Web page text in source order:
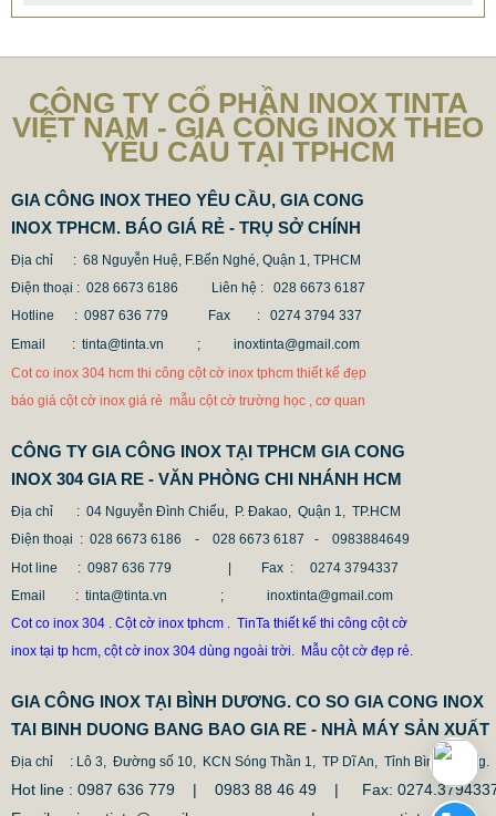
CỘT INOX 304 NÂNG HẠ
CÔNG TY CỔ PHẦN INOX TINTA
VIỆT NAM - GIA CÔNG INOX THEO
YÊU CẦU TẠI TPHCM
GIA CÔNG INOX THEO YÊU CẦU, GIA CONG
INOX TPHCM. BÁO GIÁ RẺ - TRỤ SỞ CHÍNH
Địa chỉ : 68 Nguyễn Huệ, F.Bến Nghé, Quận 1, TPHCM
Điện thoại : 028 6673 6186
Liên hệ : 028 6673 6187
Hotline : 0987 636 779 Fax
: 0274 3794 337
Email : tinta@tinta.vn ;
inoxtinta@gmail.com
Cot co inox 304 hcm thi công cột cờ inox tphcm thiết kế đẹp
báo giá cột cờ inox giá rẻ mẫu cột cờ trường học , cơ quan
CÔNG TY GIA CÔNG INOX TẠI TPHCM GIA CONG
INOX 304 GIA RE - VĂN PHÒNG CHI NHÁNH HCM
Địa chỉ
: 04 Nguyễn Đình Chiểu, P. Đakao, Quận 1, TP.HCM
Điện thoại : 028 6673 6186 - 028 6673 6187 -
0983884649
Hot line
: 0987 636 779 | Fax :
0274 3794337
Email
: tinta@tinta.vn ; inoxtinta@gmail.com
Cot co inox 304 . Cột cờ inox tphcm . TinTa thiết kế thi công cột cờ
inox tại tp hcm, cột cờ inox 304 dùng ngoài trời. Mẫu cột cờ đẹp rẻ.
GIA CÔNG INOX TẠI BÌNH DƯƠNG. CO SO GIA CONG INOX
TAI BINH DUONG BANG BAO GIA RE - NHÀ MÁY SẢN XUẤT
Địa chỉ : Lô 3, Đường số 10, KCN Sóng Thần 1, TP Dĩ An, Tỉnh Bình Duong.
Hot line : 0987 636 779 | 0983 88 46 49 |
Fax: